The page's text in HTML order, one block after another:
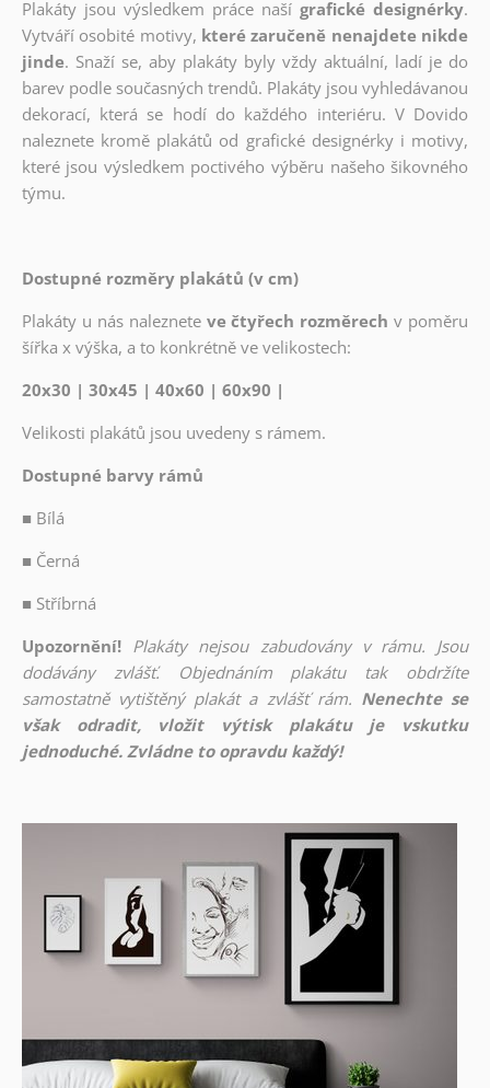
Plakáty jsou výsledkem práce naší grafické designérky.
Vytváří osobité motivy, které zaručeně nenajdete nikde
jinde. Snaží se, aby plakáty byly vždy aktuální, ladí je do
barev podle současných trendů. Plakáty jsou vyhledávanou
dekorací, která se hodí do každého interiéru. V Dovido
naleznete kromě plakátů od grafické designérky i motivy,
které jsou výsledkem poctivého výběru našeho šikovného
týmu.
Dostupné rozměry plakátů (v cm)
Plakáty u nás naleznete ve čtyřech rozměrech v poměru
šířka x výška, a to konkrétně ve velikostech:
20x30 | 30x45 | 40x60 | 60x90 |
Velikosti plakátů jsou uvedeny s rámem.
Dostupné barvy rámů
■ Bílá
■ Černá
■ Stříbrná
Upozornění! Plakáty nejsou zabudovány v rámu. Jsou
dodávány zvlášť. Objednáním plakátu tak obdržíte
samostatně vytištěný plakát a zvlášť rám. Nenechte se
však odradit, vložit výtisk plakátu je vskutku
jednoduché. Zvládne to opravdu každý!